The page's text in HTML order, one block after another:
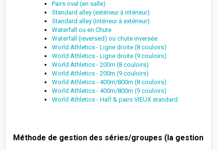
Pairs oval (en salle)
Standard alley (extérieur à intérieur)
Standard alley (intérieur à extérieur)
Waterfall ou en Chute
Waterfall (reversed) ou chute inversée
World Athletics - Ligne droite (8 couloirs)
World Athletics - Ligne droite (9 couloirs)
World Athletics - 200m (8 couloirs)
World Athletics - 200m (9 couloirs)
World Athletics - 400m/800m (8 couloirs)
World Athletics - 400m/800m (9 couloirs)
World Athletics - Half & pairs VIEUX standard
Méthode de gestion des séries/groupes (la gestion